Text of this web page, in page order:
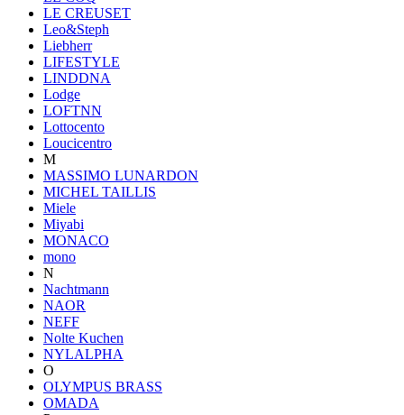
LE CREUSET
Leo&Steph
Liebherr
LIFESTYLE
LINDDNA
Lodge
LOFTNN
Lottocento
Loucicentro
M
MASSIMO LUNARDON
MICHEL TAILLIS
Miele
Miyabi
MONACO
mono
N
Nachtmann
NAOR
NEFF
Nolte Kuchen
NYLALPHA
O
OLYMPUS BRASS
OMADA